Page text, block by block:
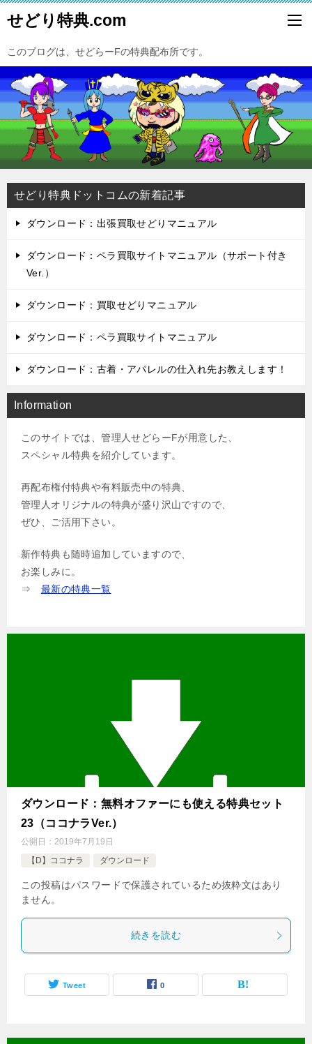
せどり特典.com
このブログは、せどらーFの特典配布所です。
せどり特典ドットコムの新着記事
ダウンロード：出張買取せどりマニュアル
ダウンロード：ペラ買取サイトマニュアル（サポート付き
Ver.）
ダウンロード：買取せどりマニュアル
ダウンロード：ペラ買取サイトマニュアル
ダウンロード：古着・アパレルの仕入れ先お教えします！
Information
このサイトでは、管理人せどらーFが用意した、
スペシャル特典を紹介しています。
再配布権付特典や有料販売中の特典、
管理人オリジナルの特典が盛り沢山ですので、
ぜひ、ご活用下さい。
新作特典も随時追加していますので、
お楽しみに。
⇒ 最新の特典一覧
ダウンロード：無料オファーにも使える特典セット
23（ココナラVer.）
公開日： 2019年7月19日
【D】ココナラ
ダウンロード
この投稿はパスワードで保護されているため抜粋文はあり
ません。
続きを読む
Tweet 0